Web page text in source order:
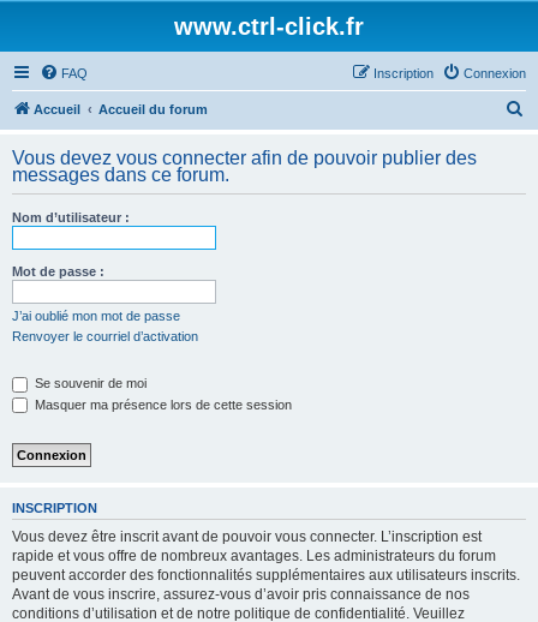
www.ctrl-click.fr
FAQ Connexion
Inscription
Accueil Accueil du forum
h
Vous devez vous connecter afin de pouvoir publier des
messages dans ce forum.
Nom d’utilisateur :
Mot de passe :
J’ai oublié mon mot de passe
Renvoyer le courriel d’activation
Se souvenir de moi
Masquer ma présence lors de cette session
INSCRIPTION
Vous devez être inscrit avant de pouvoir vous connecter. L’inscription est
rapide et vous offre de nombreux avantages. Les administrateurs du forum
peuvent accorder des fonctionnalités supplémentaires aux utilisateurs inscrits.
Avant de vous inscrire, assurez-vous d’avoir pris connaissance de nos
conditions d’utilisation et de notre politique de confidentialité. Veuillez